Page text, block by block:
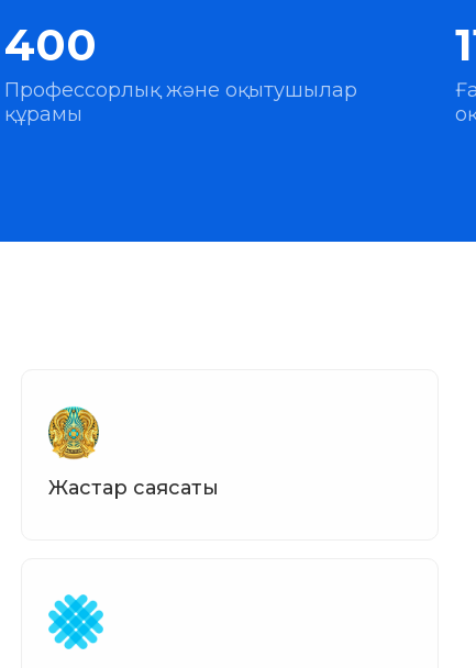
400
Профессорлық және оқытушылар
құрамы
Жастар саясаты